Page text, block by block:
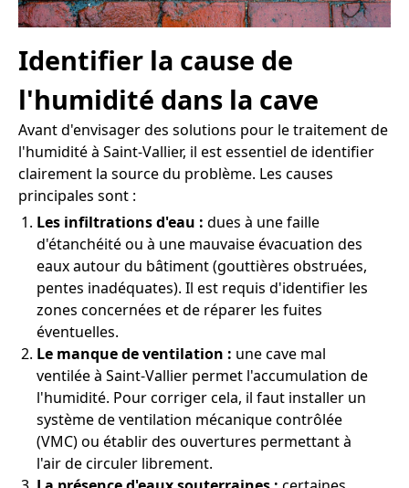
Identifier la cause de
l'humidité dans la cave
Avant d'envisager des solutions pour le traitement de
l'humidité à Saint-Vallier, il est essentiel de identifier
clairement la source du problème. Les causes
principales sont :
Les infiltrations d'eau : dues à une faille
d'étanchéité ou à une mauvaise évacuation des
eaux autour du bâtiment (gouttières obstruées,
pentes inadéquates). Il est requis d'identifier les
zones concernées et de réparer les fuites
éventuelles.
Le manque de ventilation : une cave mal
ventilée à Saint-Vallier permet l'accumulation de
l'humidité. Pour corriger cela, il faut installer un
système de ventilation mécanique contrôlée
(VMC) ou établir des ouvertures permettant à
l'air de circuler librement.